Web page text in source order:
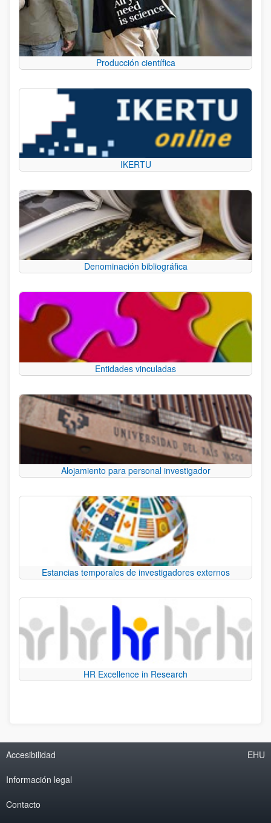
Producción científica
IKERTU
Denominación bibliográfica
Entidades vinculadas
Alojamiento para personal investigador
Estancias temporales de investigadores externos
HR Excellence in Research
Accesibilidad
Información legal
Contacto
EHU